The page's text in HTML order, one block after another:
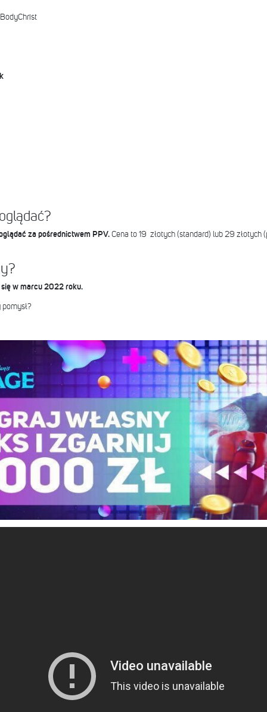
za pośrednictwem PPV. Cena to 19 złotych (standard) lub 29 złotych
w marcu 2022 roku.